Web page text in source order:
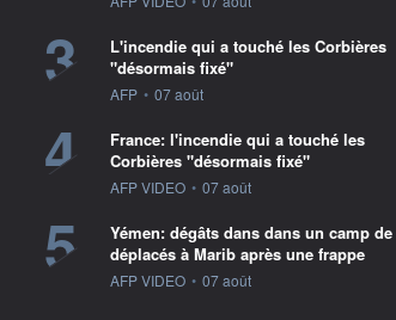
3
L'incendie qui a touché les Corbières
"désormais fixé"
information fournie par
AFP • 07 août
4
France: l'incendie qui a touché les
Corbières "désormais fixé"
information fournie par
AFP VIDEO • 07 août
5
Yémen: dégâts dans dans un camp de
déplacés à Marib après une frappe
information fournie par
AFP VIDEO • 07 août